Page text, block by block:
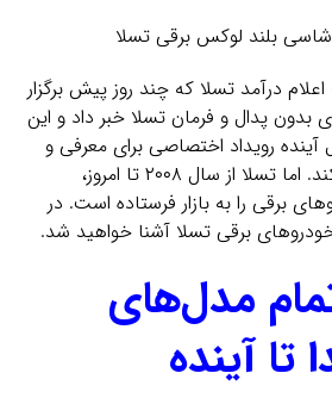
شاسی بلند لوکس برقی تسلا
درآمد تسلا که چند روز پیش برگزار
پدال و فرمان تسلا خبر داد و این
رویداد اختصاصی برای معرفی و
رونمایی از آن‌ برگزار می‌کند. اما تسلا از سال ۲۰۰۸ تا امروز،
برقی را به بازار فرستاده است. در
برقی تسلا آشنا خواهید شد.
مدل‌های
تا آینده